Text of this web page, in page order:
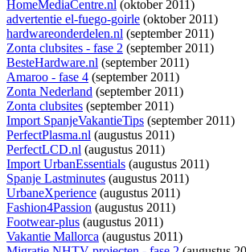
HomeMediaCentre.nl (oktober 2011)
advertentie el-fuego-goirle (oktober 2011)
hardwareonderdelen.nl (september 2011)
Zonta clubsites - fase 2 (september 2011)
BesteHardware.nl (september 2011)
Amaroo - fase 4 (september 2011)
Zonta Nederland (september 2011)
Zonta clubsites (september 2011)
Import SpanjeVakantieTips (september 2011)
PerfectPlasma.nl (augustus 2011)
PerfectLCD.nl (augustus 2011)
Import UrbanEssentials (augustus 2011)
Spanje Lastminutes (augustus 2011)
UrbaneXperience (augustus 2011)
Fashion4Passion (augustus 2011)
Footwear-plus (augustus 2011)
Vakantie Mallorca (augustus 2011)